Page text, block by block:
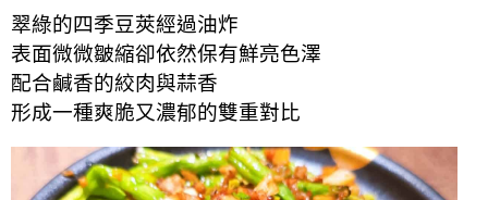
翠綠的四季豆莢經過油炸
表面微微皺縮卻依然保有鮮亮色澤
配合鹹香的絞肉與蒜香
形成一種爽脆又濃郁的雙重對比